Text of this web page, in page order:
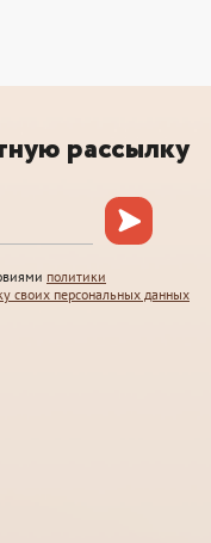
рассылку
политики
своих персональных данных